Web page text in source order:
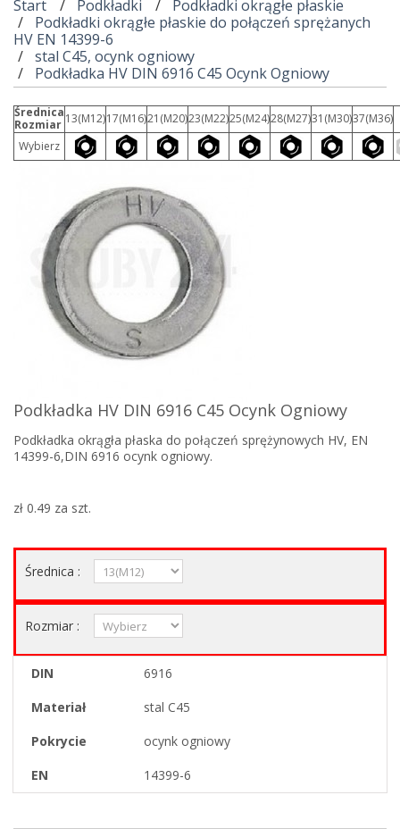
Start Podkładki
Podkładki okrągłe płaskie
Podkładki okrągłe płaskie do połączeń sprężanych
HV EN 14399-6
stal C45, ocynk ogniowy
Podkładka HV DIN 6916 C45 Ocynk Ogniowy
Średnica
Rozmiar 13(M12)17(M16)21(M20)23(M22)25(M24)28(M27)31(M30)37(M36)
Wybierz
Podkładka HV DIN 6916 C45 Ocynk Ogniowy
Podkładka okrągła płaska do połączeń sprężynowych HV, EN
14399-6,DIN 6916 ocynk ogniowy.
zł 0.49 za szt.
Średnica :
Rozmiar :
DIN
6916
Materiał
stal C45
Pokrycie
ocynk ogniowy
EN
14399-6